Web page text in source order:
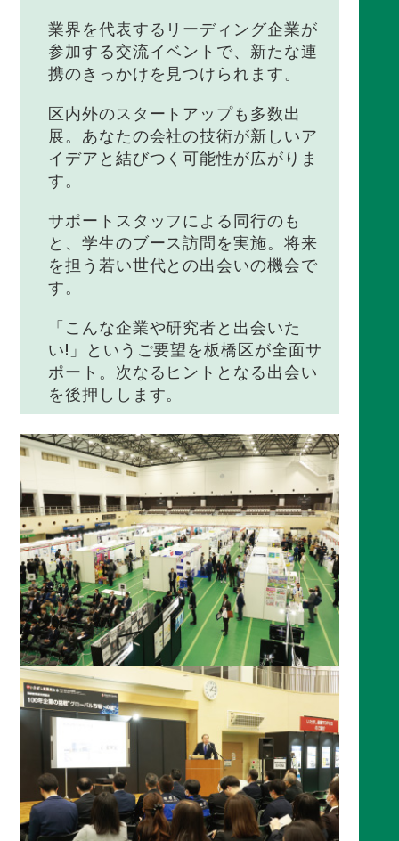
業界を代表するリーディング企業が
参加する交流イベントで、新たな連
携のきっかけを見つけられます。
区内外のスタートアップも多数出
展。あなたの会社の技術が新しいア
イデアと結びつく可能性が広がりま
す。
サポートスタッフによる同行のも
と、学生のブース訪問を実施。将来
を担う若い世代との出会いの機会で
す。
「こんな企業や研究者と出会いた
い!」というご要望を板橋区が全面サ
ポート。次なるヒントとなる出会い
を後押しします。